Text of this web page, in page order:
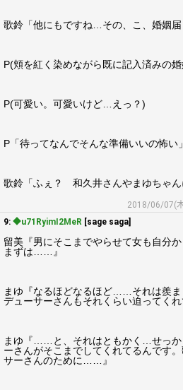
歌鈴「他にもですね…その、こ、婚姻
P(頬を紅く染めながら既に記入済みの
P(可愛い。可愛いけど…えっ？)
P「待ってなんでそんな準備いいの怖い」
歌鈴「ふぇ？ 和久井さんやまゆちゃ
2018/06/07(
9: ◆u71RyimI2MeR [sage saga]
留美『男にそこまでやらせて女も自分
まずは……』
まゆ『なるほどなるほど……それは羨
デューサーさんもそれくらい迫ってく
まゆ『……と、それはともかく…せっか
ーさんがそこまでしてくれてるんです
サーさんのために……』